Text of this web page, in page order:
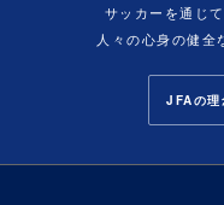
サッカーを通じ
人々の心身の健全
JFAの理